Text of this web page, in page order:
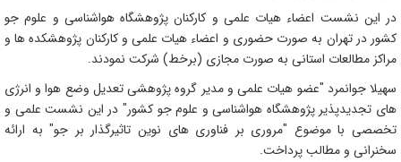
در این نشست اعضاء هیات علمی و کارکنان پژوهشگاه هواشناسی و علوم جو
کشور در تهران به صورت حضوری و اعضاء هیات علمی و کارکنان پژوهشکده ها و
مراکز مطالعات استانی به صورت مجازی (برخط) شرکت نمودند.
سهیلا جوانمرد "عضو هیات علمی و مدیر گروه پژوهشی تعدیل وضع هوا و انرژی
های تجدیدپذیر پژوهشگاه هواشناسی و علوم جو کشور" در این نشست علمی و
تخصصی با موضوع "مروری بر فناوری های نوین تاثیرگذار بر جو" به ارائه
سخنرانی و مطالب پرداخت.